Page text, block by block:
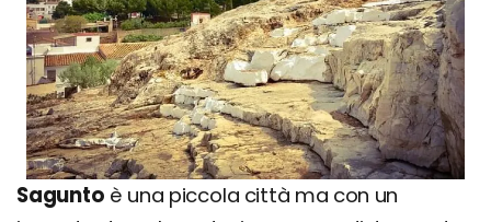
Sagunto è una piccola città ma con un